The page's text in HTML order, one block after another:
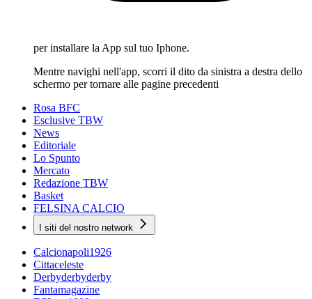
per installare la App sul tuo Iphone.
Mentre navighi nell'app, scorri il dito da sinistra a destra dello
schermo per tornare alle pagine precedenti
Rosa BFC
Esclusive TBW
News
Editoriale
Lo Spunto
Mercato
Redazione TBW
Basket
FELSINA CALCIO
I siti del nostro network
Calcionapoli1926
Cittaceleste
Derbyderbyderby
Fantamagazine